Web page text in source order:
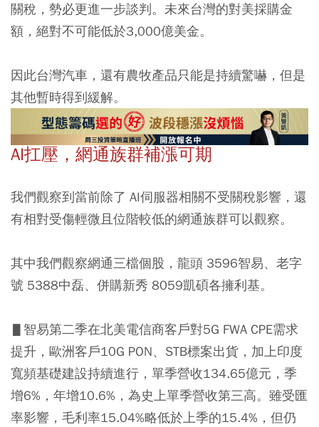
關稅，勢必更進一步談判。未來台灣的對美採購金
額，絕對不可能低於3,000億美金。
因此台灣汽車，還有農牧產品只能是持續驚嚇，但是
其他暫時得到緩解。
AI扛壓，網通族群補漲可期
我們觀察到當前除了 AI伺服器相關不受關稅影響，還
有相對受傷輕微且位階較低的網通族群可以觀察。
其中我們觀察網通三檔個股，龍頭 3596智易、老字
號 5388中磊、併購新秀 8059凱碩各擁利基。
▋智易第二季在北美電信商客戶對5G FWA CPE需求
提升，歐洲客戶10G PON、STB標案出貨，加上印度
寬頻基礎建設持續進行，單季營收134.65億元，季
增6%，年增10.6%，為史上單季營收第三高。雖受匯
率影響，毛利率15.04%略低於上季的15.4%，但仍